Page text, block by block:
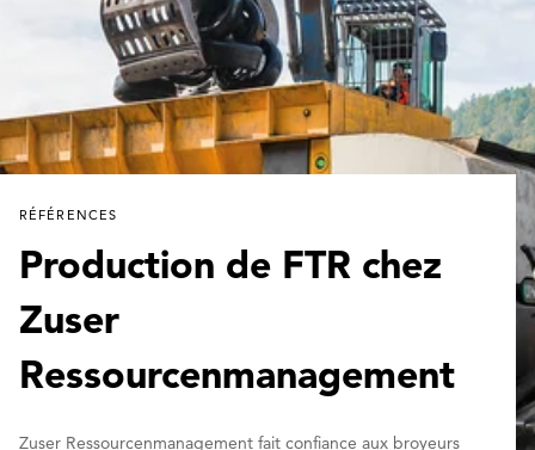
RÉFÉRENCES
Production de FTR chez
Zuser
Ressourcenmanagement
Zuser Ressourcenmanagement fait confiance aux broyeurs